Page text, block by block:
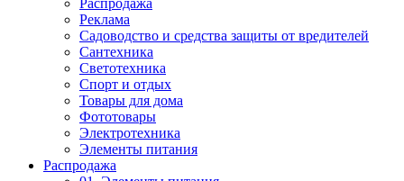
Распродажа
Реклама
Садоводство и средства защиты от вредителей
Сантехника
Светотехника
Спорт и отдых
Товары для дома
Фототовары
Электротехника
Элементы питания
Распродажа